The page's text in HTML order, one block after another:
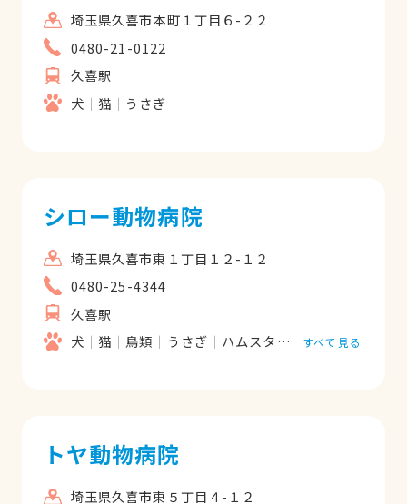
埼玉県久喜市本町１丁目６-２２
0480-21-0122
久喜駅
犬
猫 うさぎ
シロー動物病院
埼玉県久喜市東１丁目１２-１２
0480-25-4344
久喜駅
犬
猫 鳥類 うさぎ ハムスター フェレット
すべて見る
トヤ動物病院
埼玉県久喜市東５丁目４-１２